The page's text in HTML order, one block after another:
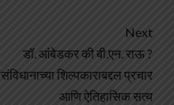
Next
डॉ. आंबेडकर की बी.एन. राऊ ?
संविधानाच्या शिल्पकाराबद्दल प्रचार
आणि ऐतिहासिक सत्य